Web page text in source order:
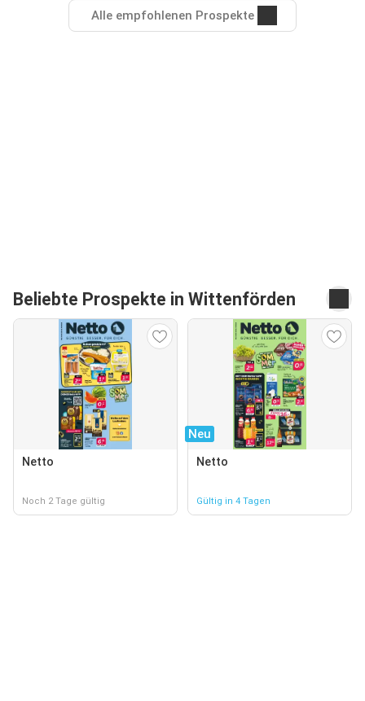
Alle empfohlenen Prospekte
Beliebte Prospekte in Wittenförden
Netto
Noch 2 Tage gültig
Neu
Netto
Gültig in 4 Tagen